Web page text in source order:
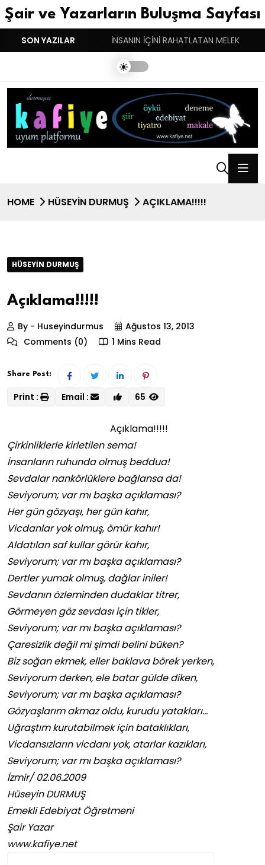
Şair ve Yazarların Buluşma Sayfası
SON YAZILAR
BASARINDIR! İNSANIN İÇİNİ RAHATLATAN MELEK
HOME HÜSEYIN DURMUŞ AÇIKLAMA!!!!!
HÜSEYIN DURMUŞ
Açıklama!!!!!
By - Huseyindurmus
Ağustos 13, 2013
Comments (0)
1 Mins Read
Share Post:
Print : Email : 65
Açıklama!!!!!
Çirkinliklerle kirletilen sema!
İnsanların ruhunda olmuş beddua!
Sevdalar nankörlüklere bağlansa da!
Seviyorum; var mı başka açıklaması?
Her gün gözyaşı, her gün kahır,
Vicdanlar yok olmuş, ömür kahır!
Aldatılan saf kullar görür kahır,
Seviyorum; var mı başka açıklaması?
Dertler yumak olmuş, dağlar iniler!
Sevdanın özleminden dudaklar titrer,
Görmeyen göz sevdası için tikler,
Seviyorum; var mı başka açıklaması?
Çaresizlik değil mi şimdi belini büken?
Biz soğan ekmek, eller baklava börek yerken,
Seviyorum derken, ele batar gülde diken,
Seviyorum; var mı başka açıklaması?
Gözyaşlarım akmaz oldu, kurudu yatakları…
Uğraştım kurutabilmek için bataklıkları,
Vicdansızların vicdanı yok, atarlar kazıkları,
Seviyorum; var mı başka açıklaması?
İzmir/ 02.06.2009
Hüseyin DURMUŞ
Emekli Edebiyat Öğretmeni
Şair Yazar
www.kafiye.net